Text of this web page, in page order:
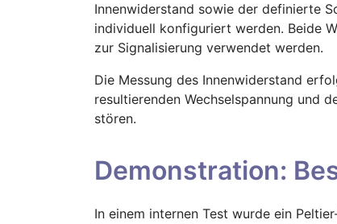
Innenwiderstand sowie der definierte
individuell konfiguriert werden. Beide
zur Signalisierung verwendet werden.
Die Messung des Innenwiderstand
resultierenden Wechselspannung und
stören.
Demonstration:
In einem internen Test wurde ein